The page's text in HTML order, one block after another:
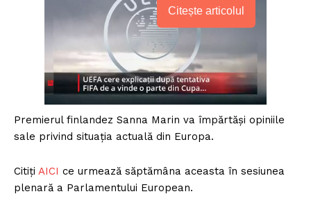
Citește articolul
Premierul finlandez Sanna Marin va împărtăși opiniile
sale privind situația actuală din Europa.
Citiți AICI ce urmează săptămâna aceasta în sesiunea
plenară a Parlamentului European.